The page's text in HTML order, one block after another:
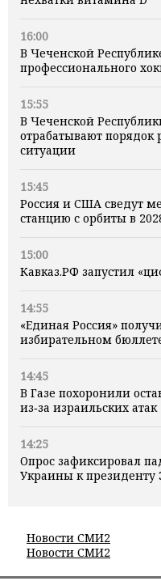
16:00
В Чеченской
профессионального
15:55
В Чеченской
отрабатывают
ситуации
15:45
Россия и США сведут
станцию с орбиты в
15:00
Кавказ.РФ запустил
14:55
«Единая Россия»
избирательном
14:45
В Газе похоронили
из‑за израильских атак
14:25
Опрос зафиксировал
Украины к президенту
Новости СМИ2
Новости СМИ2